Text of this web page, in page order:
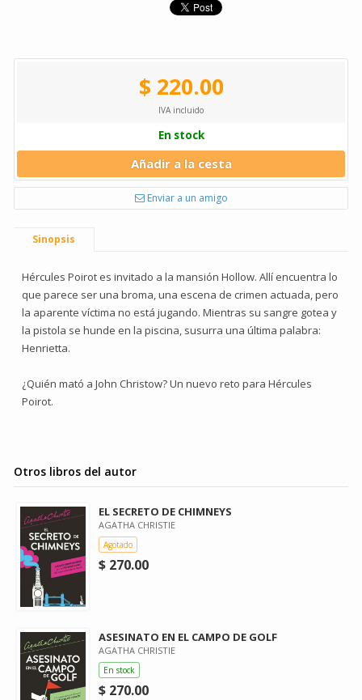
$ 220.00
IVA incluido
En stock
Añadir a la cesta
Enviar a un amigo
Sinopsis
Hércules Poirot es invitado a la mansión Hollow. Allí encuentra lo
que parece ser una broma, una escena de crimen actuada, pero
la aparente víctima no está jugando. Mientras su sangre gotea y
la pistola se hunde en la piscina, susurra una última palabra:
Henrietta.
¿Quién mató a John Christow? Un nuevo reto para Hércules
Poirot.
Otros libros del autor
EL SECRETO DE CHIMNEYS
AGATHA CHRISTIE
Agotado
$ 270.00
ASESINATO EN EL CAMPO DE GOLF
AGATHA CHRISTIE
En stock
$ 270.00